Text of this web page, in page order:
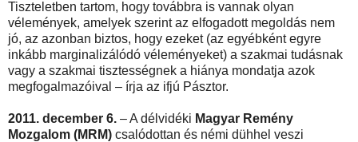
Tiszteletben tartom, hogy továbbra is vannak olyan
vélemények, amelyek szerint az elfogadott megoldás nem
jó, az azonban biztos, hogy ezeket (az egyébként egyre
inkább marginalizálódó véleményeket) a szakmai tudásnak
vagy a szakmai tisztességnek a hiánya mondatja azok
megfogalmazóival – írja az ifjú Pásztor.
2011. december 6. – A délvidéki Magyar Remény
Mozgalom (MRM) csalódottan és némi dühhel veszi